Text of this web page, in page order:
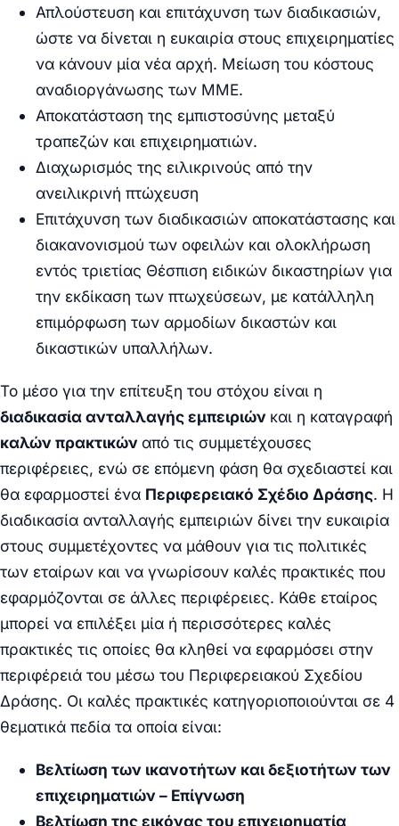
Απλούστευση και επιτάχυνση των διαδικασιών,
ώστε να δίνεται η ευκαιρία στους επιχειρηματίες
να κάνουν μία νέα αρχή. Μείωση του κόστους
αναδιοργάνωσης των ΜΜΕ.
Αποκατάσταση της εμπιστοσύνης μεταξύ
τραπεζών και επιχειρηματιών.
Διαχωρισμός της ειλικρινούς από την
ανειλικρινή πτώχευση
Επιτάχυνση των διαδικασιών αποκατάστασης και
διακανονισμού των οφειλών και ολοκλήρωση
εντός τριετίας Θέσπιση ειδικών δικαστηρίων για
την εκδίκαση των πτωχεύσεων, με κατάλληλη
επιμόρφωση των αρμοδίων δικαστών και
δικαστικών υπαλλήλων.
Το μέσο για την επίτευξη του στόχου είναι η
διαδικασία ανταλλαγής εμπειριών και η καταγραφή
καλών πρακτικώναπό τις συμμετέχουσες
περιφέρειες, ενώ σε επόμενη φάση θα σχεδιαστεί και
θα εφαρμοστεί ένα Περιφερειακό Σχέδιο Δράσης. Η
διαδικασία ανταλλαγής εμπειριών δίνει την ευκαιρία
στους συμμετέχοντες να μάθουν για τις πολιτικές
των εταίρων και να γνωρίσουν καλές πρακτικές που
εφαρμόζονται σε άλλες περιφέρειες. Κάθε εταίρος
μπορεί να επιλέξει μία ή περισσότερες καλές
πρακτικές τις οποίες θα κληθεί να εφαρμόσει στην
περιφέρειά του μέσω του Περιφερειακού Σχεδίου
Δράσης. Οι καλές πρακτικές κατηγοριοποιούνται σε 4
θεματικά πεδία τα οποία είναι:
Βελτίωση των ικανοτήτων και δεξιοτήτων των
επιχειρηματιών – Επίγνωση
Βελτίωση της εικόνας του επιχειρηματία